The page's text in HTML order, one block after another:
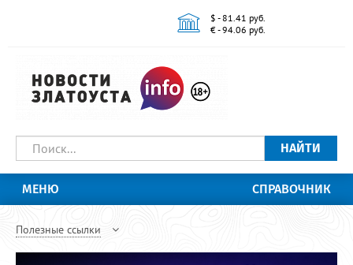
$ - 81.41 руб.
€ - 94.06 руб.
НАЙТИ
МЕНЮ СПРАВОЧНИК
Полезные ссылки